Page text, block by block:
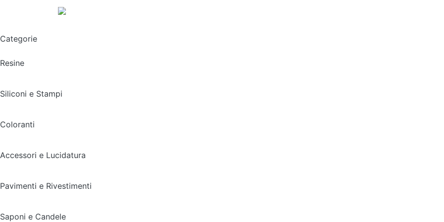
Categorie
Resine
Siliconi e Stampi
Coloranti
Accessori e Lucidatura
Pavimenti e Rivestimenti
Saponi e Candele